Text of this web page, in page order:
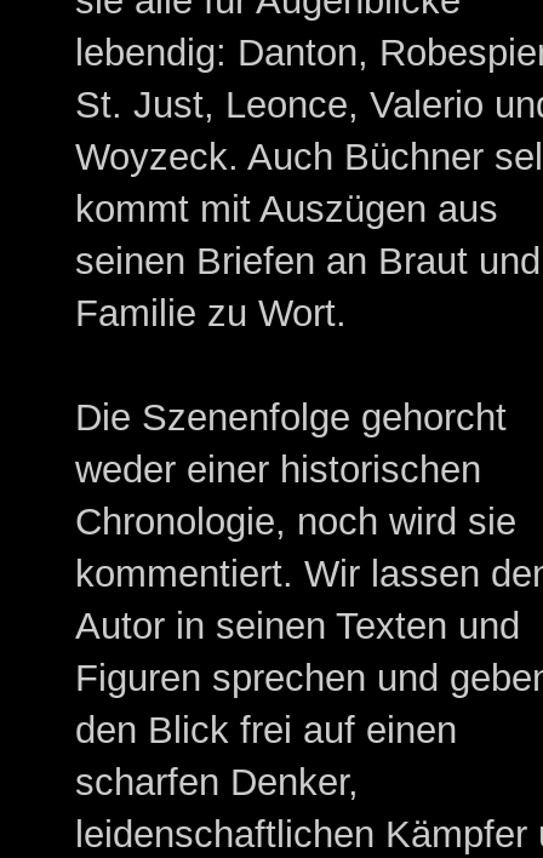
lebendig: Danton,
St. Just, Leonce, Valerio
Woyzeck. Auch Büchner
kommt mit Auszügen aus
seinen Briefen an Braut und
Familie zu Wort.
Die Szenenfolge gehorcht
weder einer historischen
Chronologie, noch wird sie
kommentiert. Wir lassen
Autor in seinen Texten und
Figuren sprechen und
den Blick frei auf einen
scharfen Denker,
leidenschaftlichen Kämpfer